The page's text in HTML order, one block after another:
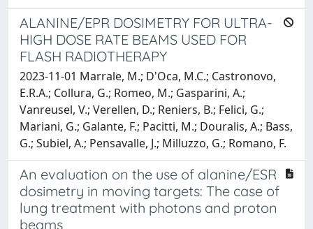
ALANINE/EPR DOSIMETRY FOR ULTRA-
HIGH DOSE RATE BEAMS USED FOR
FLASH RADIOTHERAPY
2023-11-01 Marrale, M.; D'Oca, M.C.; Castronovo,
E.R.A.; Collura, G.; Romeo, M.; Gasparini, A.;
Vanreusel, V.; Verellen, D.; Reniers, B.; Felici, G.;
Mariani, G.; Galante, F.; Pacitti, M.; Douralis, A.; Bass,
G.; Subiel, A.; Pensavalle, J.; Milluzzo, G.; Romano, F.
An evaluation on the use of alanine/ESR
dosimetry in moving targets: The case of
lung treatment with photons and proton
beams